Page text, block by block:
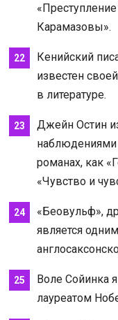
Карамазовы».
Кенийский
известен
в литературе.
Джейн Остин
наблюдениями
романах, как
«Чувство и
«Беовульф»,
является
Воле Сойинка
лауреатом